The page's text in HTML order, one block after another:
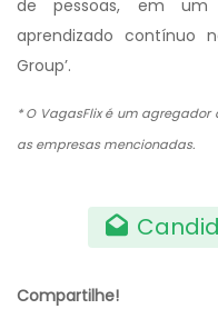
de pessoas, em um
aprendizado contínuo
Group’.
* O VagasFlix é um
as empresas mencionadas.
Compartilhe!